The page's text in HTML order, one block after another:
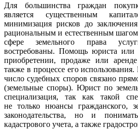
Для большинства граждан
является существенным
минимизация рисков до заключения
рациональным и естественным
сфере земельного права
востребованы. Помощь юриста или
приобретении, продаже или
также в процессе его
число судебных споров связано
(земельные споры). Юрист по
специализация, так как такой
не только нюансы гражданского,
законодательства, но и
кадастрового учета, а также